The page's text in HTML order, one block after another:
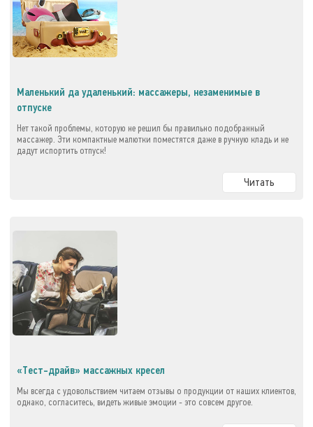
Маленький да удаленький: массажеры, незаменимые в
отпуске
Нет такой проблемы, которую не решил бы правильно подобранный
массажер. Эти компактные малютки поместятся даже в ручную кладь и не
дадут испортить отпуск!
Читать
«Тест-драйв» массажных кресел
Мы всегда с удовольствием читаем отзывы о продукции от наших клиентов,
однако, согласитесь, видеть живые эмоции - это совсем другое.